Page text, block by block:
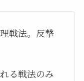
戦法。反撃
る戦法のみ